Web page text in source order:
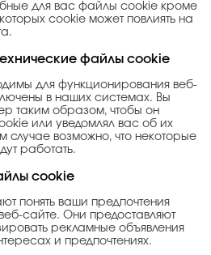
для вас файлы cookie кроме
cookie может повлиять на
файлы cookie
для функционирования веб-
в наших системах. Вы
таким образом, чтобы он
или уведомлял вас об их
случае возможно, что некоторые
работать.
cookie
понять ваши предпочтения
сайте. Они предоставляют
рекламные объявления
и предпочтениях.